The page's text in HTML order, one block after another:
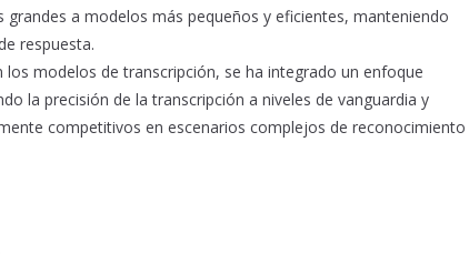
a modelos más pequeños y eficientes, manteniendo
respuesta.​
los modelos de transcripción, se ha integrado un enfoque
la precisión de la transcripción a niveles de vanguardia y
competitivos en escenarios complejos de reconocimiento